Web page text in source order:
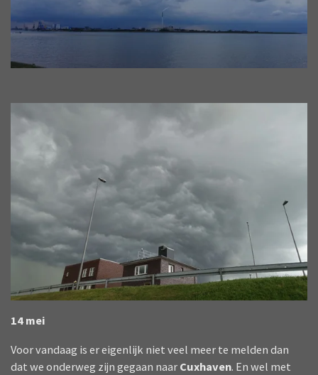
14 mei
Voor vandaag is er eigenlijk niet veel meer te melden dan
dat we onderweg zijn gegaan naar Cuxhaven. En wel met